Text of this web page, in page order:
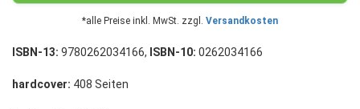
*alle Preise inkl. MwSt. zzgl. Versandkosten
ISBN-13: 9780262034166, ISBN-10: 0262034166
hardcover: 408 Seiten